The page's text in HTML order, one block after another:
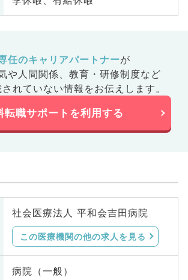
任のキャリアパートナーが
や人間関係、 教育・研修制度など
れていない情報をお伝えします。
転職サポートを利用する
社会医療法人 平和会吉田病院
この医療機関の他の求人を見る
病院（一般）